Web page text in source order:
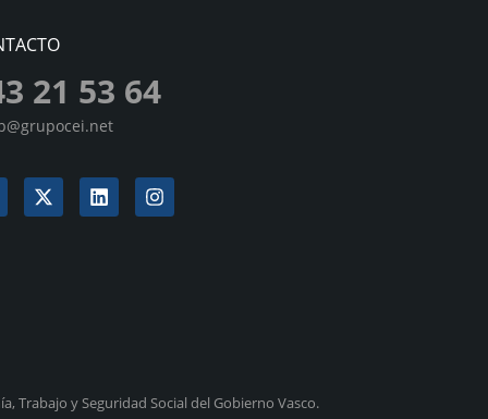
21 53 64
Trabajo y Seguridad Social del Gobierno Vasco.